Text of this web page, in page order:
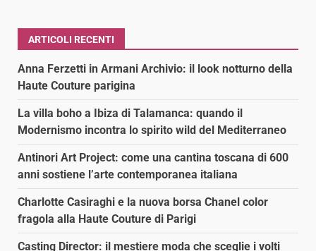
ARTICOLI RECENTI
Anna Ferzetti in Armani Archivio: il look notturno della
Haute Couture parigina
La villa boho a Ibiza di Talamanca: quando il
Modernismo incontra lo spirito wild del Mediterraneo
Antinori Art Project: come una cantina toscana di 600
anni sostiene l’arte contemporanea italiana
Charlotte Casiraghi e la nuova borsa Chanel color
fragola alla Haute Couture di Parigi
Casting Director: il mestiere moda che sceglie i volti